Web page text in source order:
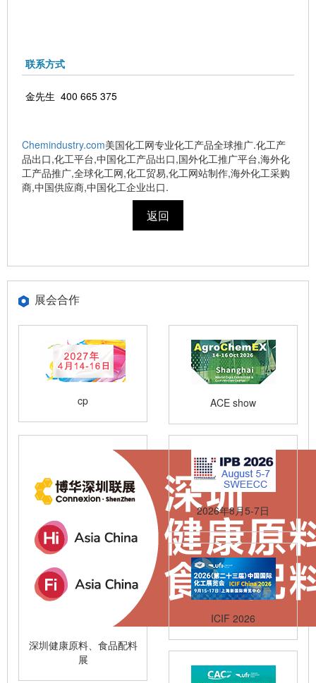
联系方式
金先生 400 665 375
Chemindustry.com美国化工网专业化工产品全球推广.化工产
品出口,化工平台,中国化工产品出口,国外化工推广平台,海外化
工产品推广,全球化工网,化工贸易,化工网站制作,海外化工采购
商,中国供应商,中国化工企业出口.
返回
展会合作
cp ACE show
深圳健康原料、食品配料
展
2026年8月5-7日
ICIF 2026